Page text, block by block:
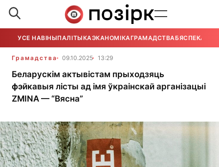
УСЕ НАВІНЫПАЛІТЫКАЭКАНОМІКАГРАМАДСТВАБЯСПЕКА
Грамадства 09.10.2025 13:29
Беларускім актывістам прыходзяць
фэйкавыя лісты ад імя ўкраінскай арганізацыі
ZMINA — “Вясна”